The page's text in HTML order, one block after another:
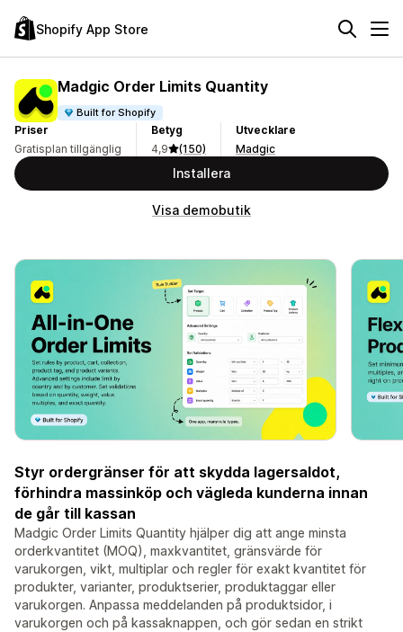
Shopify App Store
Madgic Order Limits Quantity
Built for Shopify
Priser
Gratisplan tillgänglig
Betyg
4,9
(150)
Utvecklare
Madgic
Installera
Visa demobutik
Styr ordergränser för att skydda lagersaldot,
förhindra massinköp och vägleda kunderna innan
de går till kassan
Madgic Order Limits Quantity hjälper dig att ange minsta
orderkvantitet (MOQ), maxkvantitet, gränsvärde för
varukorgen, vikt, multiplar och regler för exakt kvantitet för
produkter, varianter, produktserier, produktaggar eller
varukorgen. Anpassa meddelanden på produktsidor, i
varukorgen och på kassaknappen, och gör sedan en strikt